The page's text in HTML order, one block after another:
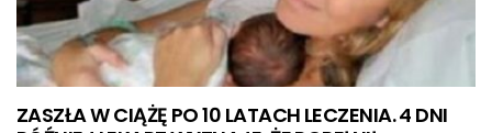
ZASZŁA W CIĄŻĘ PO 10 LATACH LECZENIA. 4 DNI